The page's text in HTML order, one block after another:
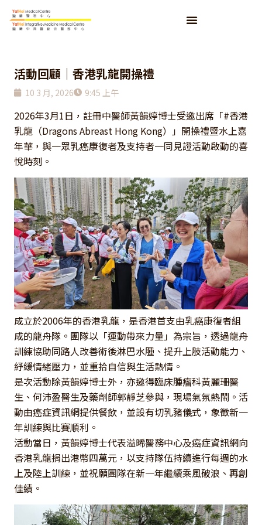
活動回顧｜香港乳龍開操禮
10 3 月, 2026 9:45 上午
2026年3月1日，註冊中醫師黃韻婷博士受邀出席「#香港
乳龍（Dragons Abreast Hong Kong）」開操禮暨水上嘉
年華，與一眾乳癌康復者及支持者一同見證活動啟動的喜
悅時刻。
成立於2006年的香港乳龍，是香港首支由乳癌康復者組
成的龍舟隊。團隊以「運動帶來力量」為宗旨，透過龍舟
訓練協助同路人改善術後淋巴水腫、提升上肢活動能力、
紓緩情緒壓力，並重拾自信與生活熱情。
是次活動除黃韻婷博士外，亦邀得臨床腫瘤科黃麗珊醫
生、何沛盈醫生及藥劑師郭靜芝參與，現場氣氛熱鬧。活
動由癌症資訊網提供餐飲，並設有切乳豬儀式，象徵新一
年訓練與比賽順利。
活動當日，黃韻婷博士代表溢晞醫務中心及癌症資訊網向
香港乳龍捐出港幣四萬元，以支持隊伍持續進行每週的水
上及陸上訓練，並祝願團隊在新一年繼續乘風破浪、再創
佳績。